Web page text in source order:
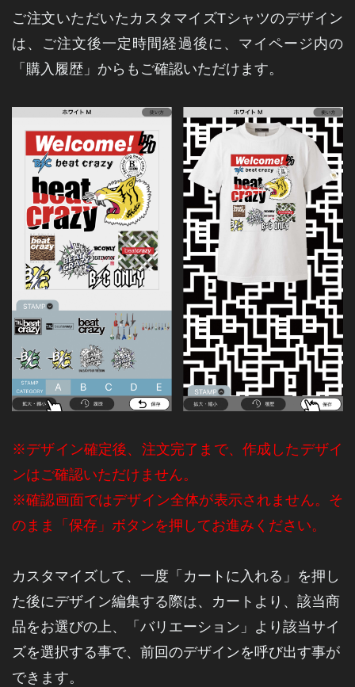
ご注文いただいたカスタマイズTシャツのデザイン
は、ご注文後一定時間経過後に、マイページ内の
「購入履歴」からもご確認いただけます。
※デザイン確定後、注文完了まで、作成したデザイ
ンはご確認いただけません。
※確認画面ではデザイン全体が表示されません。そ
のまま「保存」ボタンを押してお進みください。
カスタマイズして、一度「カートに入れる」を押し
た後にデザイン編集する際は、カートより、該当商
品をお選びの上、「バリエーション」より該当サイ
ズを選択する事で、前回のデザインを呼び出す事が
できます。